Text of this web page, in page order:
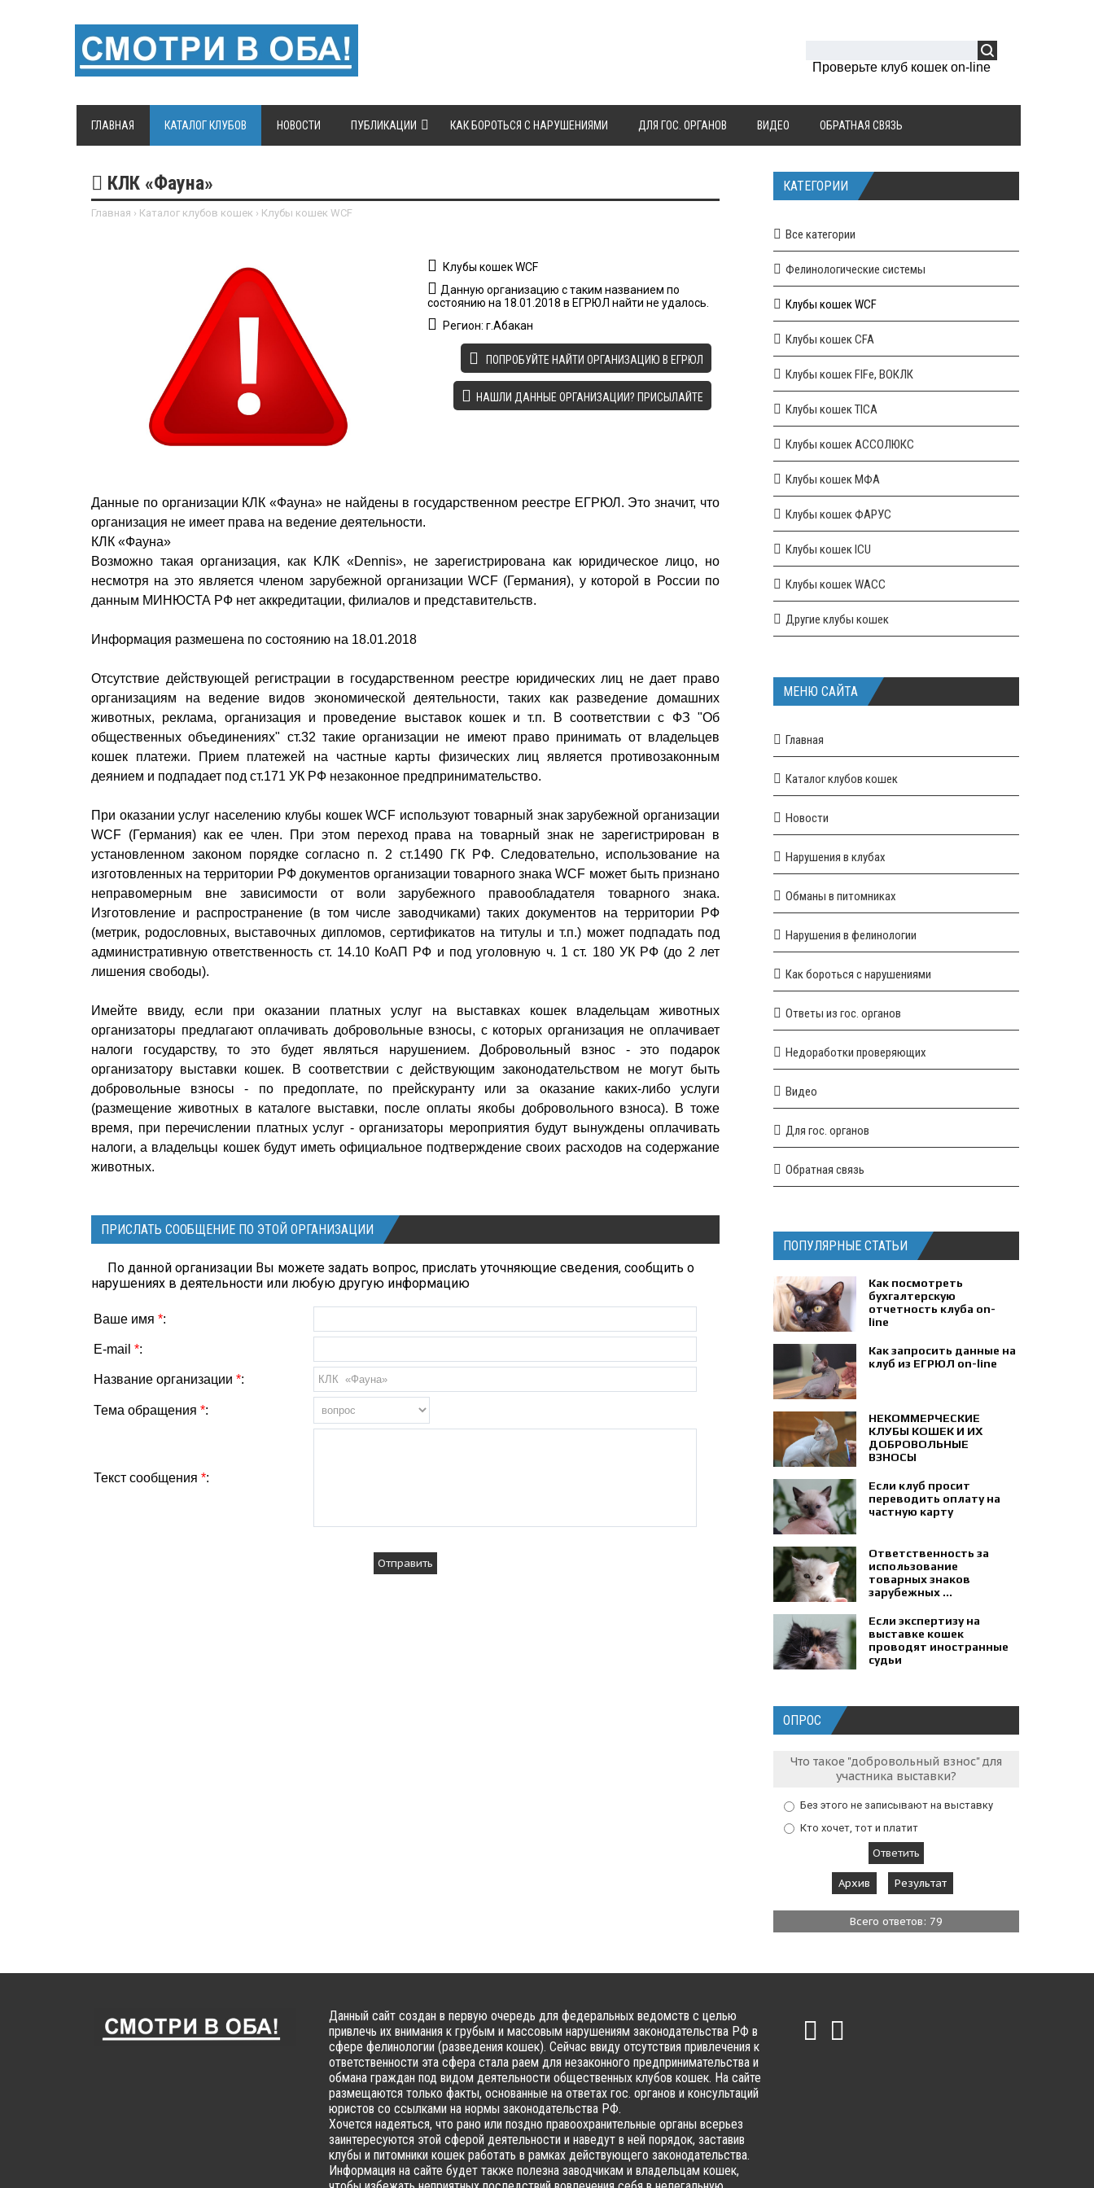
Проверьте клуб кошек on-line
ГЛАВНАЯ КАТАЛОГ КЛУБОВ НОВОСТИ ПУБЛИКАЦИИ КАК БОРОТЬСЯ С НАРУШЕНИЯМИ ДЛЯ ГОС. ОРГАНОВ ВИДЕО ОБРАТНАЯ СВЯЗЬ
КЛК «Фауна»
Главная › Каталог клубов кошек › Клубы кошек WCF
Клубы кошек WCF
Данную организацию с таким названием по
состоянию на 18.01.2018 в ЕГРЮЛ найти не удалось.
Регион: г.Абакан
ПОПРОБУЙТЕ НАЙТИ ОРГАНИЗАЦИЮ В ЕГРЮЛ
НАШЛИ ДАННЫЕ ОРГАНИЗАЦИИ? ПРИСЫЛАЙТЕ
Данные по организации КЛК «Фауна» не найдены в государственном реестре ЕГРЮЛ. Это значит, что
организация не имеет права на ведение деятельности.
КЛК «Фауна»
Возможно такая организация, как KЛK «Dennis», не зарегистрирована как юридическое лицо, но
несмотря на это является членом зарубежной организации WCF (Германия), у которой в России по
данным МИНЮСТА РФ нет аккредитации, филиалов и представительств.
Информация размешена по состоянию на 18.01.2018
Отсутствие действующей регистрации в государственном реестре юридических лиц не дает право
организациям на ведение видов экономической деятельности, таких как разведение домашних
животных, реклама, организация и проведение выставок кошек и т.п. В соответствии с ФЗ "Об
общественных объединениях" ст.32 такие организации не имеют право принимать от владельцев
кошек платежи. Прием платежей на частные карты физических лиц является противозаконным
деянием и подпадает под ст.171 УК РФ незаконное предпринимательство.
При оказании услуг населению клубы кошек WCF используют товарный знак зарубежной организации
WCF (Германия) как ее член. При этом переход права на товарный знак не зарегистрирован в
установленном законом порядке согласно п. 2 ст.1490 ГК РФ. Следовательно, использование на
изготовленных на территории РФ документов организации товарного знака WCF может быть признано
неправомерным вне зависимости от воли зарубежного правообладателя товарного знака.
Изготовление и распространение (в том числе заводчиками) таких документов на территории РФ
(метрик, родословных, выставочных дипломов, сертификатов на титулы и т.п.) может подпадать под
административную ответственность ст. 14.10 КоАП РФ и под уголовную ч. 1 ст. 180 УК РФ (до 2 лет
лишения свободы).
Имейте ввиду, если при оказании платных услуг на выставках кошек владельцам животных
организаторы предлагают оплачивать добровольные взносы, с которых организация не оплачивает
налоги государству, то это будет являться нарушением. Добровольный взнос - это подарок
организатору выставки кошек. В соответствии с действующим законодательством не могут быть
добровольные взносы - по предоплате, по прейскуранту или за оказание каких-либо услуги
(размещение животных в каталоге выставки, после оплаты якобы добровольного взноса). В тоже
время, при перечислении платных услуг - организаторы мероприятия будут вынуждены оплачивать
налоги, а владельцы кошек будут иметь официальное подтверждение своих расходов на содержание
животных.
ПРИСЛАТЬ СООБЩЕНИЕ ПО ЭТОЙ ОРГАНИЗАЦИИ
По данной организации Вы можете задать вопрос, прислать уточняющие сведения, сообщить о
нарушениях в деятельности или любую другую информацию
Ваше имя *:
E-mail *:
Название организации *:
Тема обращения *:
Текст сообщения *:
КАТЕГОРИИ
Все категории
Фелинологические системы
Клубы кошек WCF
Клубы кошек CFA
Клубы кошек FIFe, ВОКЛК
Клубы кошек TICA
Клубы кошек АССОЛЮКС
Клубы кошек МФА
Клубы кошек ФАРУС
Клубы кошек ICU
Клубы кошек WACC
Другие клубы кошек
МЕНЮ САЙТА
Главная
Каталог клубов кошек
Новости
Нарушения в клубах
Обманы в питомниках
Нарушения в фелинологии
Как бороться с нарушениями
Ответы из гос. органов
Недоработки проверяющих
Видео
Для гос. органов
Обратная связь
ПОПУЛЯРНЫЕ СТАТЬИ
Как посмотреть
бухгалтерскую
отчетность клуба on-
line
Как запросить данные на
клуб из ЕГРЮЛ on-line
НЕКОММЕРЧЕСКИЕ
КЛУБЫ КОШЕК И ИХ
ДОБРОВОЛЬНЫЕ
ВЗНОСЫ
Если клуб просит
переводить оплату на
частную карту
Ответственность за
использование
товарных знаков
зарубежных ...
Если экспертизу на
выставке кошек
проводят иностранные
судьи
ОПРОС
Что такое "добровольный взнос" для
участника выставки?
Без этого не записывают на выставку
Кто хочет, тот и платит
Архив Результат
Всего ответов: 79
Данный сайт создан в первую очередь для федеральных ведомств с целью
привлечь их внимания к грубым и массовым нарушениям законодательства РФ в
сфере фелинологии (разведения кошек). Сейчас ввиду отсутствия привлечения к
ответственности эта сфера стала раем для незаконного предпринимательства и
обмана граждан под видом деятельности общественных клубов кошек. На сайте
размещаются только факты, основанные на ответах гос. органов и консультаций
юристов со ссылками на нормы законодательства РФ.
Хочется надеяться, что рано или поздно правоохранительные органы всерьез
заинтересуются этой сферой деятельности и наведут в ней порядок, заставив
клубы и питомники кошек работать в рамках действующего законодательства.
Информация на сайте будет также полезна заводчикам и владельцам кошек,